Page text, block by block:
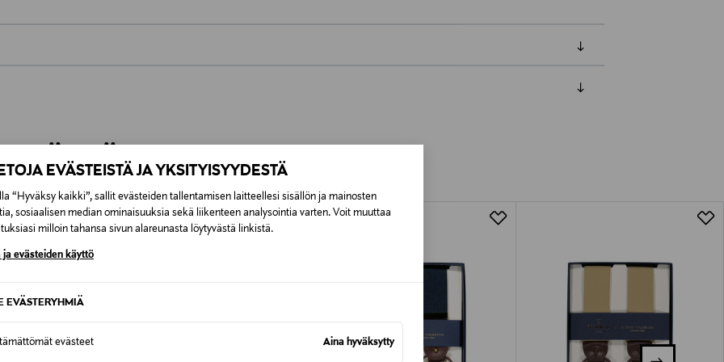
EVÄSTEISTÄ JA YKSITYISYYDESTÄ
“Hyväksy kaikki”, sallit evästeiden tallentamisen laitteellesi sisällön ja mainosten
sosiaalisen median ominaisuuksia sekä liikenteen analysointia varten. Voit muuttaa
milloin tahansa sivun alareunasta löytyvästä linkistä.
ja evästeiden käyttö
EVÄSTERYHMIÄ
evästeet Aina hyväksytty
7,90 €–50,00 € kuljetusyhtiöstä ja tuotteen koosta riippuen
Alk. 6,90 €, kun toimitus on saatavilla valittuun osoitteeseen.
NÄISTÄ